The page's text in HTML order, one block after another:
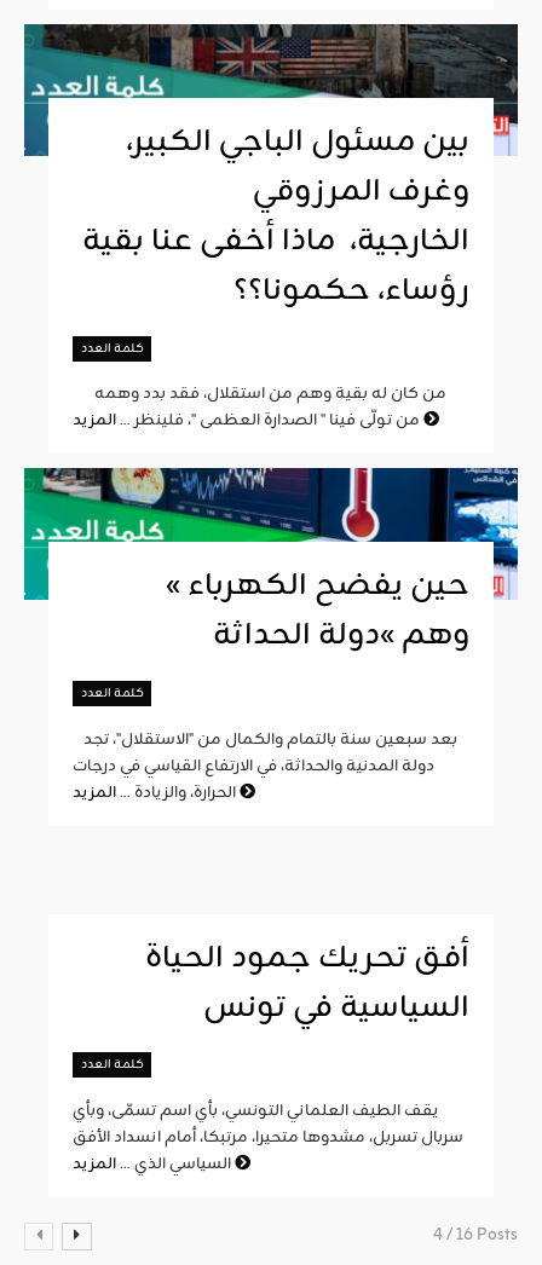
بين مسئول الباجي الكبير،
وغرف المرزوقي
الخارجية، ماذا أخفى عنا بقية
رؤساء، حكمونا؟؟
كلمة العدد
من تولّى فينا " الصدارة العظمى "، فلينظر ...
« حين يفضح الكهرباء
وهم »دولة الحداثة
كلمة العدد
دولة المدنية والحداثة، في الارتفاع القياسي في درجات
الحرارة، والزيادة ...
أفق تحريك جمود الحياة
السياسية في تونس
كلمة العدد
يقف الطيف العلماني التونسي، بأي اسم تسمّى، وبأي
سربال تسربل، مشدوها متحيرا، مرتبكا، أمام انسداد الأفق
السياسي الذي ...
4 / 16 Posts